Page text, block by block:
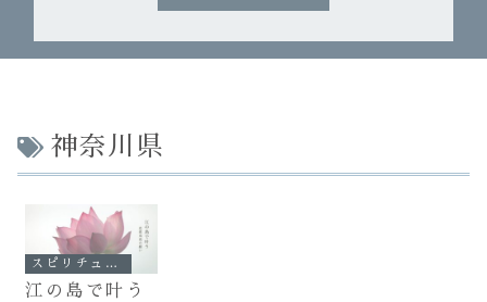
神奈川県
スピリチュアル
江の島で叶う